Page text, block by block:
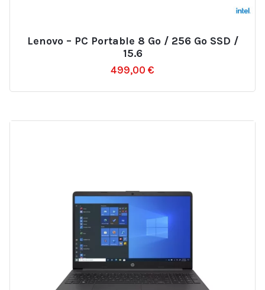
Lenovo – PC Portable 8 Go / 256 Go SSD /
15.6
499,00 €
liste